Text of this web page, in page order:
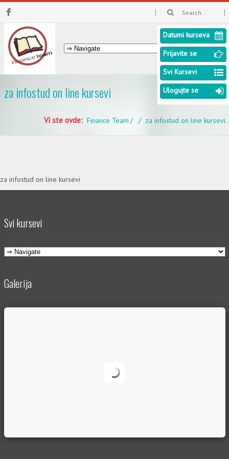
za infostud on line kursevi
Vi ste ovde: Finance Team za infostud on line kursevi
za infostud on line kursevi
Svi kursevi
Galerija
Datumi kurseva
Prijavite se
Svi Kursevi
Ulogujte se